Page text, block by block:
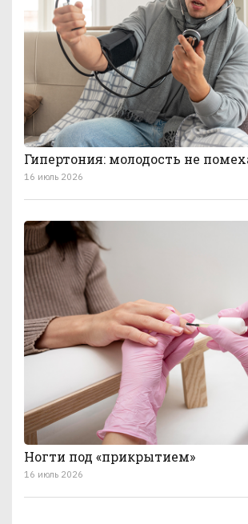
Гипертония: молодость не
16 июль 2026
Ногти под «прикрытием»
16 июль 2026